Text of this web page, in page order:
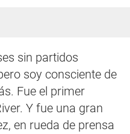
sin partidos
soy consciente de
Fue el primer
Y fue una gran
en rueda de prensa